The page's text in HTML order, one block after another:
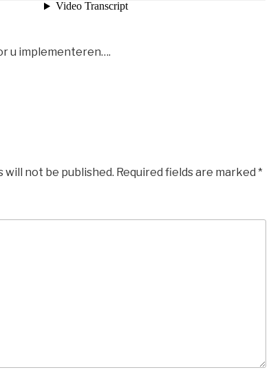
u implementeren….
will not be published. Required fields are marked *